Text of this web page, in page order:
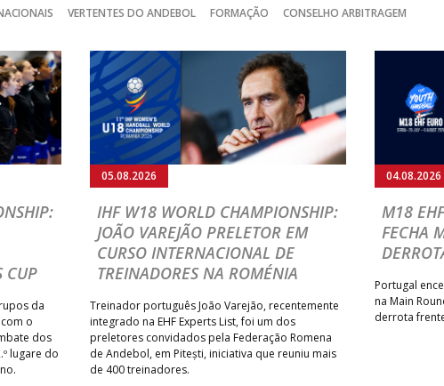
VERTENTES DO ANDEBOL FORMAÇÃO CONSELHO ARBITRAGEM
CUP
da
o
dos
lugare do
05.08.2026
IHF W18 WORLD CHAMPIONSHIP:
JOÃO VAREJÃO PRELETOR EM
CURSO INTERNACIONAL DE
TREINADORES NA ROMÉNIA
Treinador português João Varejão, recentemente
integrado na EHF Experts List, foi um dos
preletores convidados pela Federação Romena
de Andebol, em Pitești, iniciativa que reuniu mais
de 400 treinadores.
04.08.2026
M18
FECHA
Portugal
na Main
derrota